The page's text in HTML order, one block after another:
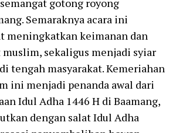
gotong royong
Semaraknya acara ini
meningkatkan keimanan dan
sekaligus menjadi syiar
tengah masyarakat. Kemeriahan
ini menjadi penanda awal dari
Idul Adha 1446 H di Baamang,
dengan salat Idul Adha